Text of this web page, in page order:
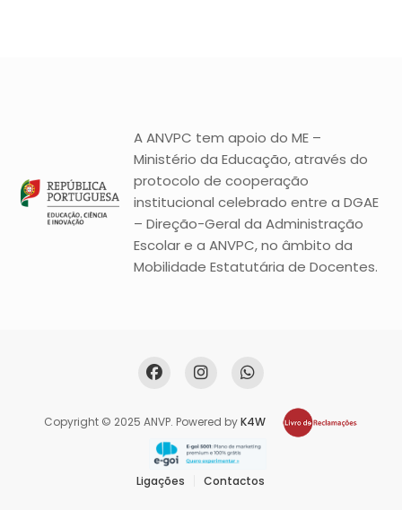
A ANVPC tem apoio do ME –
Ministério da Educação, através do
protocolo de cooperação
institucional celebrado entre a DGAE
– Direção-Geral da Administração
Escolar e a ANVPC, no âmbito da
Mobilidade Estatutária de Docentes.
Copyright © 2025 ANVP. Powered byK4W
Ligações Contactos